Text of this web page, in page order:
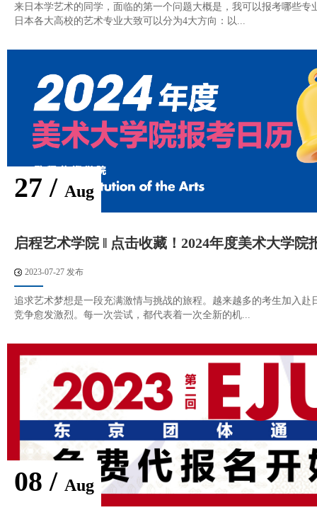
来日本学艺术的同学，面临的第一个问题大概是，我可以报考哪些专
日本各大高校的艺术专业大致可以分为4大方向：以...
27 / Aug
启程艺术学院 ‖ 点击收藏！2024年度美术大学院
2023-07-27 发布
追求艺术梦想是一段充满激情与挑战的旅程。越来越多的考生加入赴
竞争愈发激烈。每一次尝试，都代表着一次全新的机...
08 / Aug